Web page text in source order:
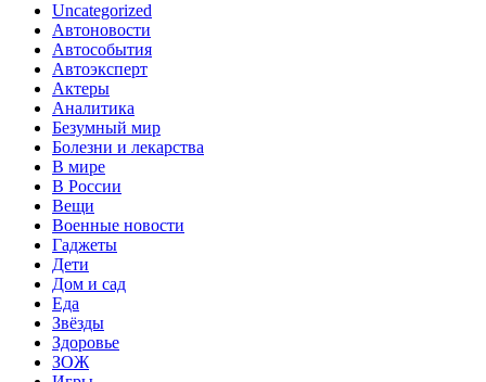
Uncategorized
Автоновости
Автособытия
Автоэксперт
Актеры
Аналитика
Безумный мир
Болезни и лекарства
В мире
В России
Вещи
Военные новости
Гаджеты
Дети
Дом и сад
Еда
Звёзды
Здоровье
ЗОЖ